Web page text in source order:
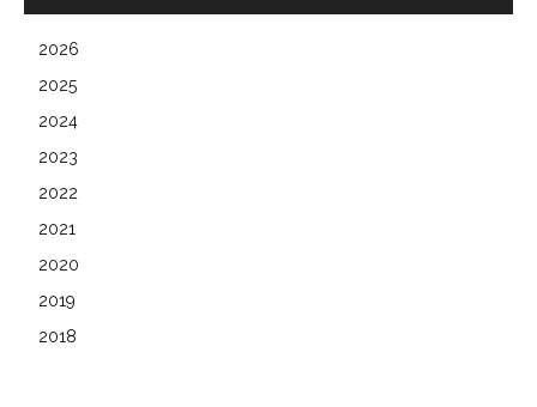
2026
2025
2024
2023
2022
2021
2020
2019
2018